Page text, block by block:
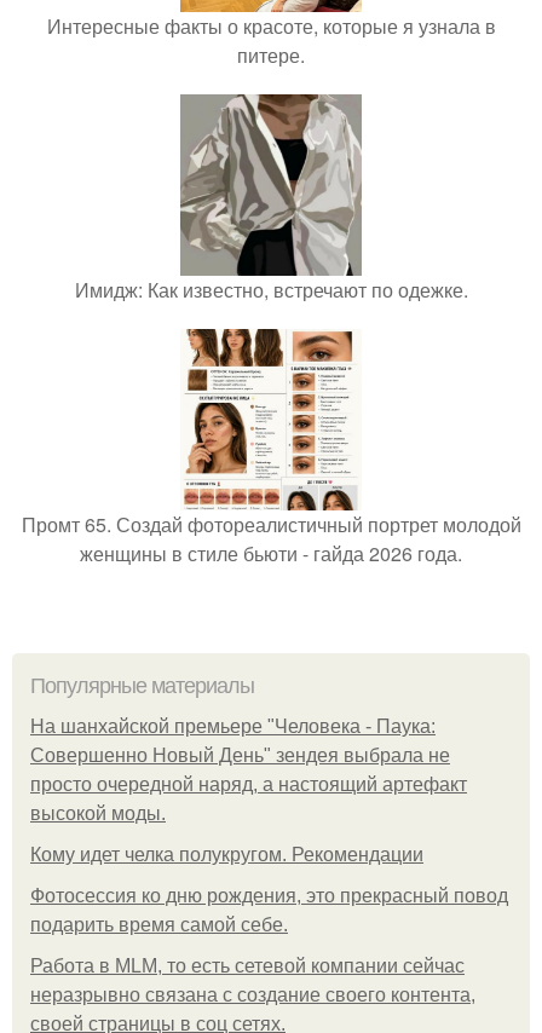
Интересные факты о красоте, которые я узнала в
питере.
Имидж: Как известно, встречают по одежке.
Промт 65. Создай фотореалистичный портрет молодой
женщины в стиле бьюти - гайда 2026 года.
Популярные материалы
На шанхайской премьере "Человека - Паука:
Совершенно Новый День" зендея выбрала не
просто очередной наряд, а настоящий артефакт
высокой моды.
Кому идет челка полукругом. Рекомендации
Фотосессия ко дню рождения, это прекрасный повод
подарить время самой себе.
Работа в MLM, то есть сетевой компании сейчас
неразрывно связана с создание своего контента,
своей страницы в соц сетях.